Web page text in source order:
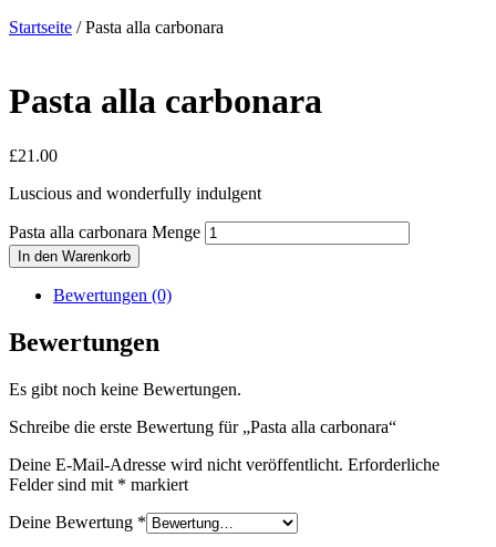
Startseite / Pasta alla carbonara
Pasta alla carbonara
£21.00
Luscious and wonderfully indulgent
Pasta alla carbonara Menge
In den Warenkorb
Bewertungen (0)
Bewertungen
Es gibt noch keine Bewertungen.
Schreibe die erste Bewertung für „Pasta alla carbonara“
Deine E-Mail-Adresse wird nicht veröffentlicht. Erforderliche
Felder sind mit * markiert
Deine Bewertung *